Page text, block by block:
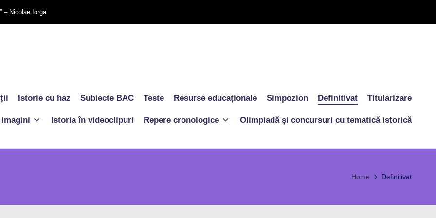
– Nicolae Iorga
Istorie cu haz Subiecte BAC Teste Resurse educaționale Simpozion Definitivat Titularizare
Istoria în videoclipuri Repere cronologice
Olimpiadă și concursuri cu tematică istorică
Home Definitivat